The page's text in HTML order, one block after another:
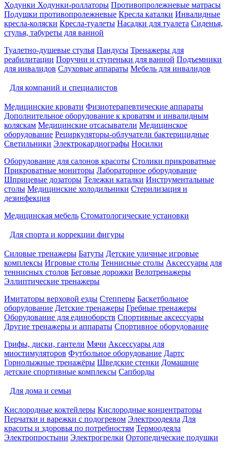
Ходунки Ходунки-роллаторы Противопролежневые матрасы
Подушки противопролежневые Кресла каталки Инвалидные
кресла-коляски Кресла-туалеты Насадки для туалета Сиденья,
стулья, табуреты для ванной
Туалетно-душевые стулья Пандусы Тренажеры для
реабилитации Поручни и ступеньки для ванной Подъемники
для инвалидов Слуховые аппараты Мебель для инвалидов
Для компаний и специалистов
Медицинские кровати Физиотерапевтические аппараты
Дополнительное оборудование к кроватям и инвалидным
коляскам Медицинские отсасыватели Медицинское
оборудование Рециркуляторы-облучатели бактерицидные
Светильники Электрокардиографы Носилки
Оборудование для салонов красоты Столики прикроватные
Прикроватные мониторы Лабораторное оборудование
Шприцевые дозаторы Тележки каталки Инструментальные
столы Медицинские холодильники Стерилизация и
дезинфекция
Медицинская мебель Стоматологические установки
Для спорта и коррекции фигуры
Силовые тренажеры Батуты Детские уличные игровые
комплексы Игровые столы Теннисные столы Аксессуары для
теннисных столов Беговые дорожки Велотренажеры
Эллиптические тренажеры
Имитаторы верховой езды Степперы Баскетбольное
оборудование Детские тренажеры Гребные тренажеры
Оборудование для единоборств Спортивные аксессуары
Другие тренажеры и аппараты Спортивное оборудование
Грифы, диски, гантели Мячи Аксессуары для
миостимуляторов Футбольное оборудование Дартс
Горнолыжные тренажёры Шведские стенки Домашние
детские спортивные комплексы Сапборды
Для дома и семьи
Кислородные коктейлеры Кислородные концентраторы
Перчатки и варежки с подогревом Электроодеяла Для
красоты и здоровья по потребностям Термоодеяла
Электропростыни Электрогрелки Ортопедические подушки